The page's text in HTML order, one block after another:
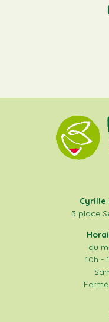
Cyrille
3 place
du
10h -